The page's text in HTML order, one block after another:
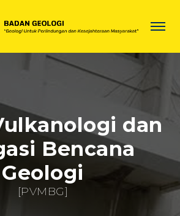
dan
Bencana
Geologi
[PVMBG]